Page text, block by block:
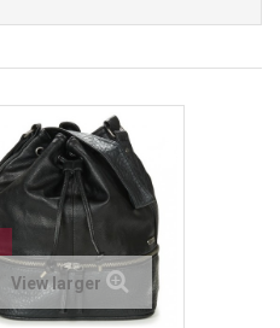
View larger